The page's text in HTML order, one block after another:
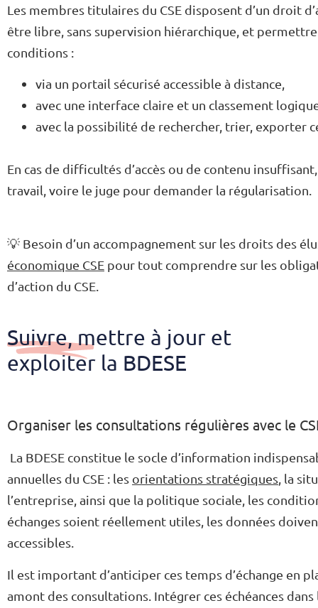
Les membres titulaires du CSE disposent d’un droit
être libre, sans supervision hiérarchique, et
conditions :
via un portail sécurisé accessible à distance,
avec une interface claire et un classement
avec la possibilité de rechercher, trier, exporter
En cas de difficultés d’accès ou de contenu
travail, voire le juge pour demander la régularisation.
💡 Besoin d’un accompagnement sur les droits des
économique CSE pour tout comprendre sur les
d’action du CSE.
Suivre, mettre à jour et
exploiter la BDESE
Organiser les consultations régulières avec le
La BDESE constitue le socle d’information
annuelles du CSE : les orientations stratégiques, la
l’entreprise, ainsi que la politique sociale, les
échanges soient réellement utiles, les données
accessibles.
Il est important d’anticiper ces temps d’échange en
amont des consultations. Intégrer ces échéances